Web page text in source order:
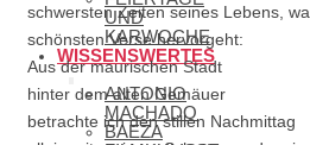
UND
KARWOCHE
WISSENSWERTES
ANTONIO
MACHADO
BAEZA
schwersten Zeiten seines Lebens,
schönsten Verse hervorgeht:
Aus der maurischen Stadt
hinter dem alten Gemäuer
betrachte ich den stillen Nachmittag